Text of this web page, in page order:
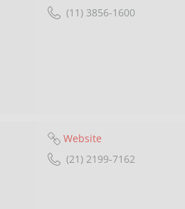
(11) 3856-1600
Website
(21) 2199-7162